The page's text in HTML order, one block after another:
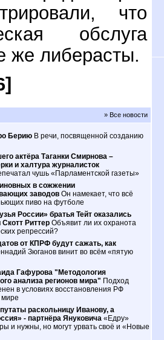
что
обслуга
же либерасты.
» Все новости
Берию В речи, посвященной созданию
актёра Таганки Смирнова –
и халтура журналисток
чушь «Парламентской газеты»
в сожжении
заводов Он намекает, что всё
пиво на футболе
России» братья Тейт оказались
Риттер Объявит ли их охранота
репрессий?
от КПРФ будут сажать, как
Зюганов винит во всём «пятую
Гафурова "Методология
анализа регионов мира" Подход
в условиях восстановления РФ
мире
раскольницу Иванову, а
- партнёра Януковича «Едру»
и нужны, но могут урвать своё и «Новые